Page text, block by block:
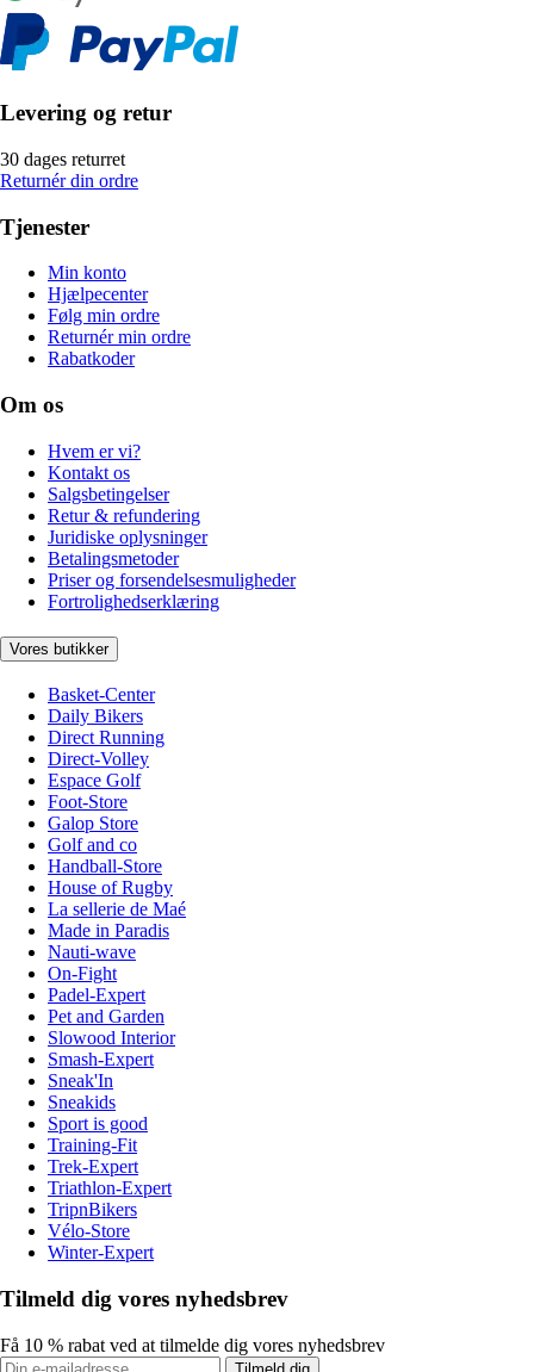
Levering og retur
30 dages returret
Returnér din ordre
Tjenester
Min konto
Hjælpecenter
Følg min ordre
Returnér min ordre
Rabatkoder
Om os
Hvem er vi?
Kontakt os
Salgsbetingelser
Retur & refundering
Juridiske oplysninger
Betalingsmetoder
Priser og forsendelsesmuligheder
Fortrolighedserklæring
Vores butikker
Basket-Center
Daily Bikers
Direct Running
Direct-Volley
Espace Golf
Foot-Store
Galop Store
Golf and co
Handball-Store
House of Rugby
La sellerie de Maé
Made in Paradis
Nauti-wave
On-Fight
Padel-Expert
Pet and Garden
Slowood Interior
Smash-Expert
Sneak'In
Sneakids
Sport is good
Training-Fit
Trek-Expert
Triathlon-Expert
TripnBikers
Vélo-Store
Winter-Expert
Tilmeld dig vores nyhedsbrev
Få 10 % rabat ved at tilmelde dig vores nyhedsbrev